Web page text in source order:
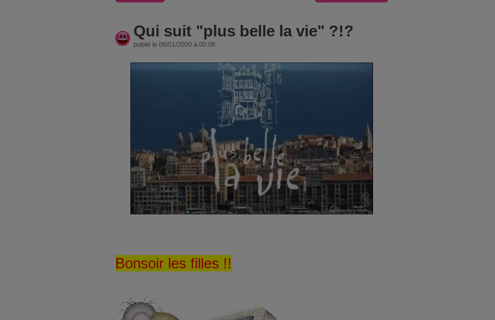
Qui suit "plus belle la vie" ?!?
publié le 06/01/2009 à 00:06
Bonsoir les filles !!